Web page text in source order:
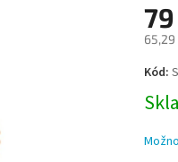
65,29
cena:
Kód: